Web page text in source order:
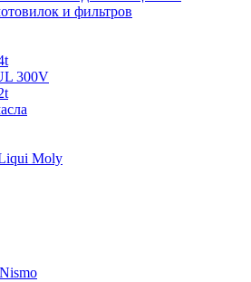
и фильтров
300V
Moly